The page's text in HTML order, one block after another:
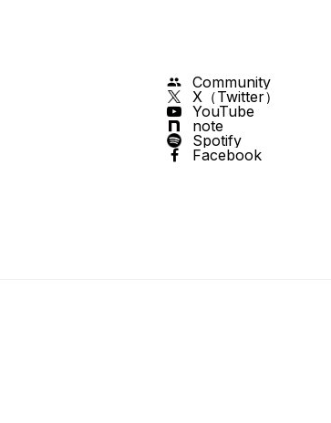
group
Community
X（Twitter）
YouTube
note
Spotify
Facebook